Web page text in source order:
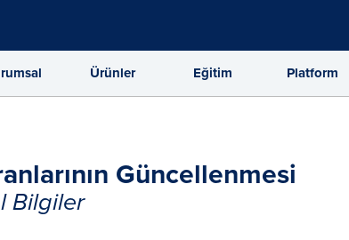
Ürünler Eğitim Platform
Güncellenmesi
Bilgiler